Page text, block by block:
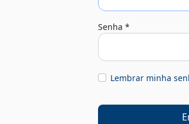
Senha *
Lembrar minha